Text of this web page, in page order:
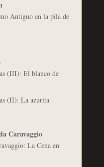
Antiguo en la pila de
(III): El blanco de
(II): La azurita
Caravaggio
La Cena en